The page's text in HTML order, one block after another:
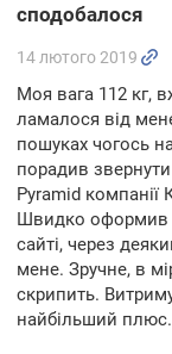
сподобалося
14 лютого 2019
Моя вага 112 кг,
ламалося від
пошуках чогось
порадив
Pyramid компанії
Швидко оформив
сайті, через
мене. Зручне, в
скрипить.
найбільший плюс.